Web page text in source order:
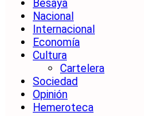
Besaya
Nacional
Internacional
Economía
Cultura
Cartelera
Sociedad
Opinión
Hemeroteca